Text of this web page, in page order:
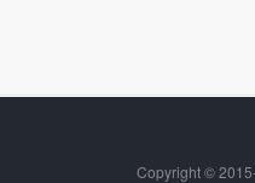
Copyright ©